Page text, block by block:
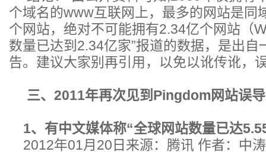
个域名的www互联网上，最多的网站是同
个网站，绝对不可能拥有2.34亿个网站（
数量已达到2.34亿家”报道的数据，是出自
告。建议大家别再引用，以免以讹传讹，
三、2011年再次见到Pingdom网站误
1、有中文媒体称“全球网站数量已达
2012年01月20日来源：腾讯 作者：中